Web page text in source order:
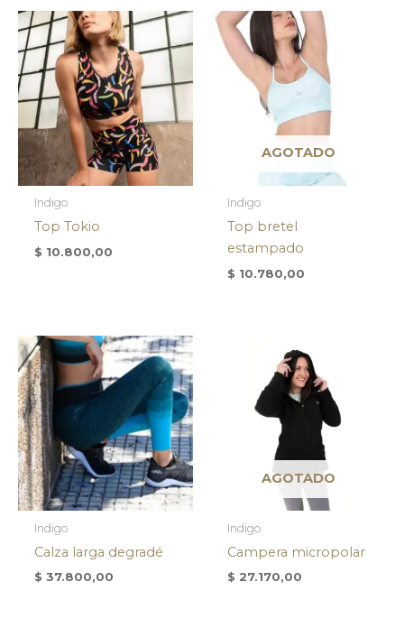
Indigo
Top Tokio
$ 10.800,00
AGOTADO
Indigo
Top bretel
estampado
$ 10.780,00
Indigo
Calza larga degradé
$ 37.800,00
AGOTADO
Indigo
Campera micropolar
$ 27.170,00